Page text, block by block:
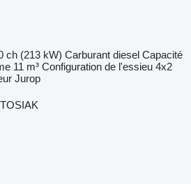
ch (213 kW) Carburant diesel Capacité
11 m³ Configuration de l'essieu 4x2
Jurop